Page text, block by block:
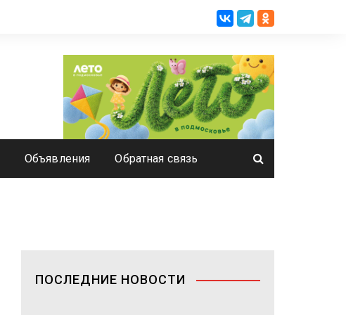
Объявления Обратная связь
ПОСЛЕДНИЕ НОВОСТИ